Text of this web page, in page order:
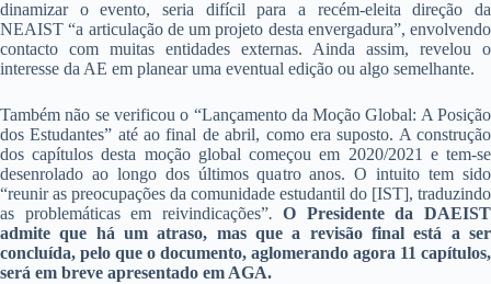
dinamizar o evento, seria difícil para a recém-eleita direção da
NEAIST “a articulação de um projeto desta envergadura”, envolvendo
contacto com muitas entidades externas. Ainda assim, revelou o
interesse da AE em planear uma eventual edição ou algo semelhante.
Também não se verificou o “Lançamento da Moção Global: A Posição
dos Estudantes” até ao final de abril, como era suposto. A construção
dos capítulos desta moção global começou em 2020/2021 e tem-se
desenrolado ao longo dos últimos quatro anos. O intuito tem sido
“reunir as preocupações da comunidade estudantil do [IST], traduzindo
as problemáticas em reivindicações”.
O Presidente da DAEIST
admite que há um atraso, mas que a revisão final está a ser
concluída, pelo que o documento, aglomerando agora 11 capítulos,
será em breve apresentado em AGA.